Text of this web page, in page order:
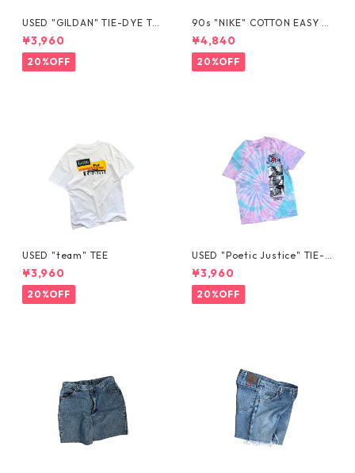
USED "GILDAN" TIE-DYE TE
E
¥3,960
20%OFF
90s "NIKE" COTTON EASY S
HORTS
¥4,840
20%OFF
USED "team" TEE
¥3,960
20%OFF
USED "Poetic Justice" TIE-D
YE TEE
¥3,960
20%OFF